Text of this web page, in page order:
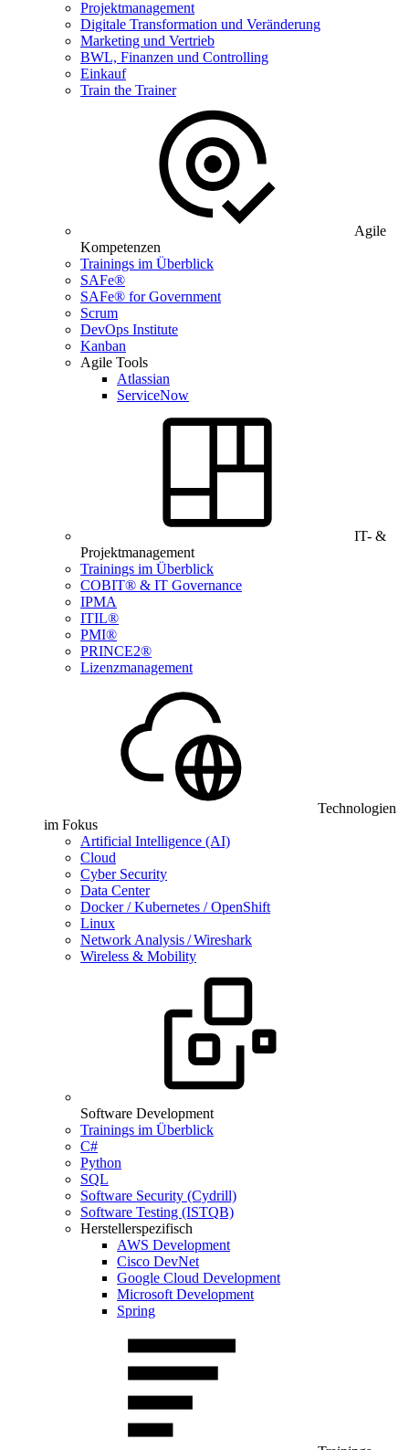
Projektmanagement
Digitale Transformation und Veränderung
Marketing und Vertrieb
BWL, Finanzen und Controlling
Einkauf
Train the Trainer
Agile
Kompetenzen
Trainings im Überblick
SAFe®
SAFe® for Government
Scrum
DevOps Institute
Kanban
Agile Tools
Atlassian
ServiceNow
IT- &
Projektmanagement
Trainings im Überblick
COBIT® & IT Governance
IPMA
ITIL®
PMI®
PRINCE2®
Lizenzmanagement
Technologien
im Fokus
Artificial Intelligence (AI)
Cloud
Cyber Security
Data Center
Docker / Kubernetes / OpenShift
Linux
Network Analysis / Wireshark
Wireless & Mobility
Software Development
Trainings im Überblick
C#
Python
SQL
Software Security (Cydrill)
Software Testing (ISTQB)
Herstellerspezifisch
AWS Development
Cisco DevNet
Google Cloud Development
Microsoft Development
Spring